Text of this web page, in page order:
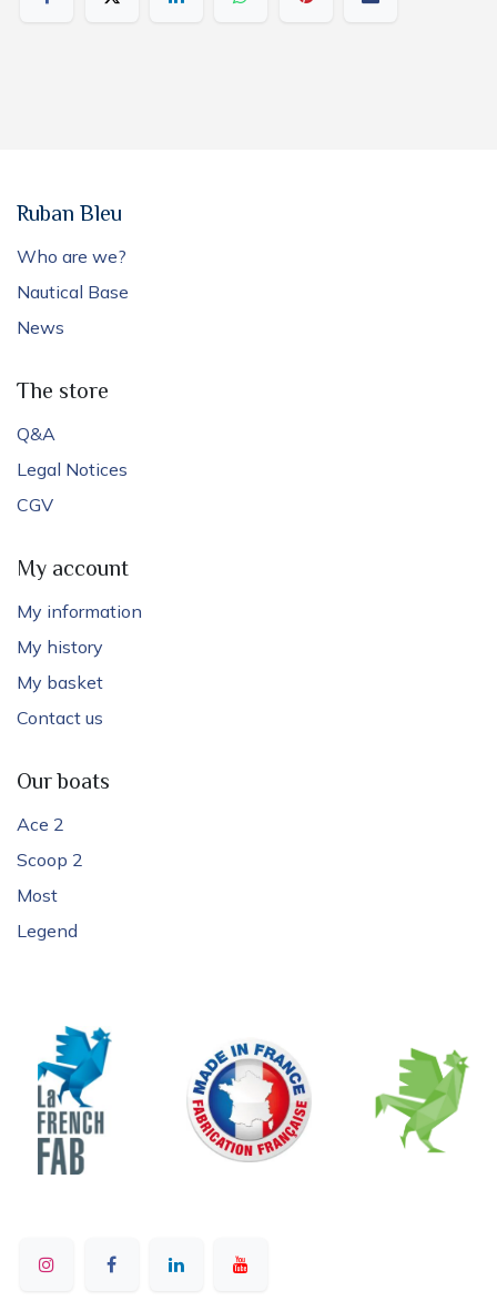
Ruban Bleu
Who are we?
Nautical Base
News
The store
Q&A
Legal Notices
CGV
My account
My information
My history
My basket
Contact us
Our boats
Ace 2
Scoop 2
Most
Legend